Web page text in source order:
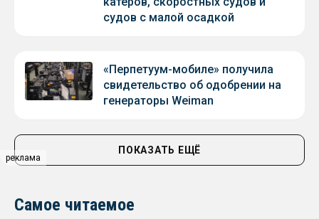
реклама
судов с малой осадкой
«Перпетуум-мобиле» получила
свидетельство об одобрении на
генераторы Weiman
ПОКАЗАТЬ ЕЩЁ
Самое читаемое